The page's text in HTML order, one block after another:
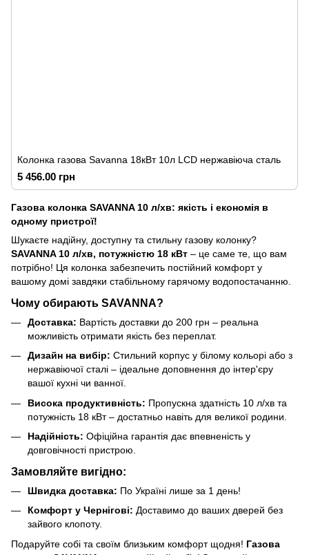
Колонка газова Savanna 18кВт 10л LCD нержавіюча сталь
5 456.00 грн
Газова колонка SAVANNA 10 л/хв: якість і економія в
одному пристрої!
Шукаєте надійну, доступну та стильну газову колонку?
SAVANNA 10 л/хв, потужністю 18 кВт – це саме те, що вам
потрібно! Ця колонка забезпечить постійний комфорт у
вашому домі завдяки стабільному гарячому водопостачанню.
Чому обирають SAVANNA?
Доставка: Вартість доставки до 200 грн – реальна
можливість отримати якість без переплат.
Дизайн на вибір: Стильний корпус у білому кольорі або з
нержавіючої сталі – ідеальне доповнення до інтер'єру
вашої кухні чи ванної.
Висока продуктивність: Пропускна здатність 10 л/хв та
потужність 18 кВт – достатньо навіть для великої родини.
Надійність: Офіційна гарантія дає впевненість у
довговічності пристрою.
Замовляйте вигідно:
Швидка доставка: По Україні лише за 1 день!
Комфорт у Чернігові: Доставимо до ваших дверей без
зайвого клопоту.
Подаруйте собі та своїм близьким комфорт щодня! Газова